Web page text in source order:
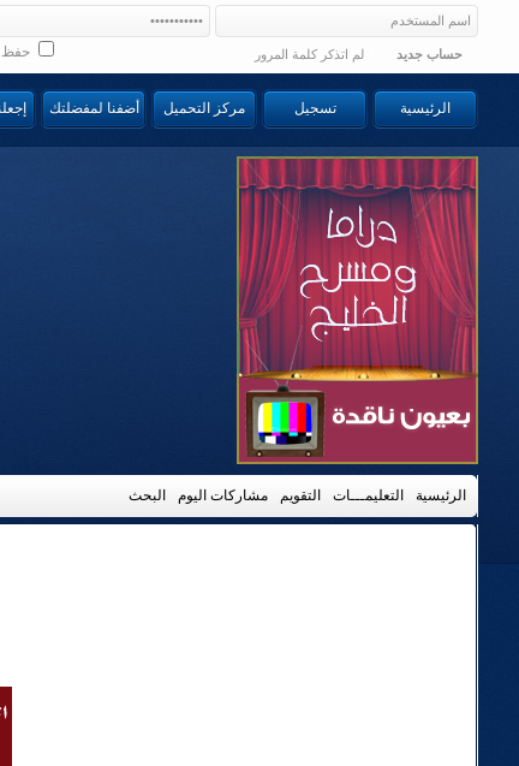
حفظ حساب جديد لم اتذكر كلمة المرور
الرئيسية تسجيل مركز التحميل أضفنا لمفضلتك
الرئيسية التعليمـــات التقويم مشاركات اليوم البحث